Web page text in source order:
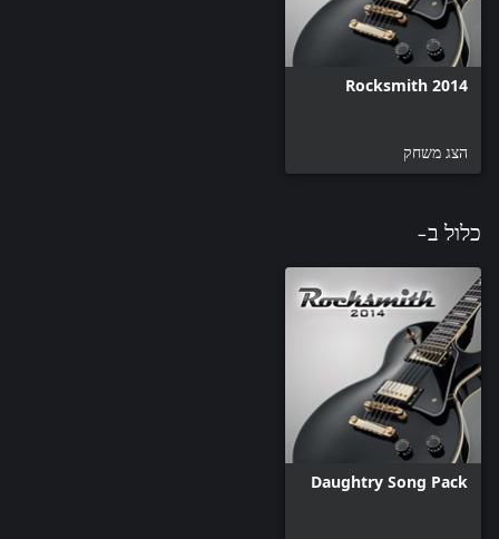
Rocksmith 2014
הצג משחק
כלול ב-
Daughtry Song Pack